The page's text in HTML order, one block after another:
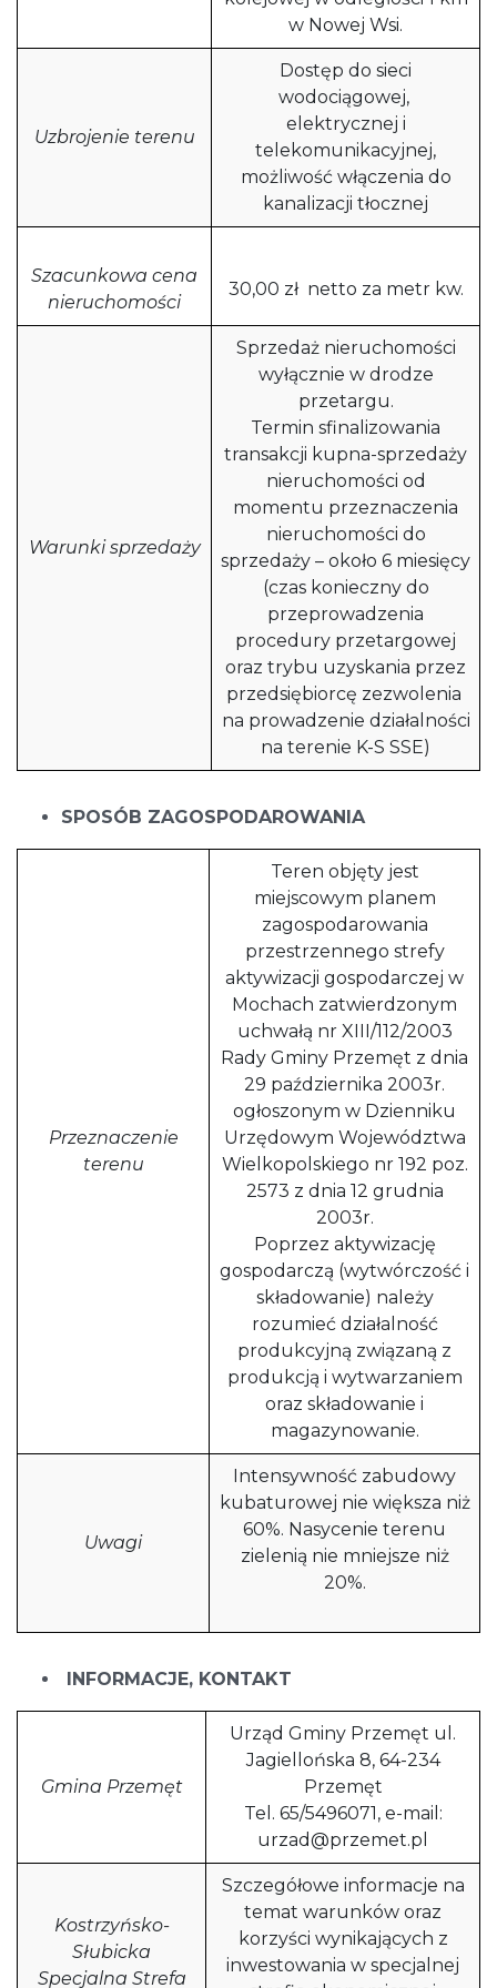
w Nowej Wsi.
Uzbrojenie terenu
Dostęp do sieci
wodociągowej,
elektrycznej i
telekomunikacyjnej,
możliwość włączenia do
kanalizacji tłocznej
Szacunkowa cena
nieruchomości
30,00 zł netto za metr kw.
Warunki sprzedaży
Sprzedaż nieruchomości
wyłącznie w drodze
przetargu.
Termin sfinalizowania
transakcji kupna-sprzedaży
nieruchomości od
momentu przeznaczenia
nieruchomości do
sprzedaży – około 6 miesięcy
(czas konieczny do
przeprowadzenia
procedury przetargowej
oraz trybu uzyskania przez
przedsiębiorcę zezwolenia
na prowadzenie działalności
na terenie K-S SSE)
SPOSÓB ZAGOSPODAROWANIA
Przeznaczenie
terenu
Teren objęty jest
miejscowym planem
zagospodarowania
przestrzennego strefy
aktywizacji gospodarczej w
Mochach zatwierdzonym
uchwałą nr XIII/112/2003
Rady Gminy Przemęt z dnia
29 października 2003r.
ogłoszonym w Dzienniku
Urzędowym Województwa
Wielkopolskiego nr 192 poz.
2573 z dnia 12 grudnia
2003r.
Poprzez aktywizację
gospodarczą (wytwórczość i
składowanie) należy
rozumieć działalność
produkcyjną związaną z
produkcją i wytwarzaniem
oraz składowanie i
magazynowanie.
Uwagi
Intensywność zabudowy
kubaturowej nie większa niż
60%. Nasycenie terenu
zielenią nie mniejsze niż
20%.
INFORMACJE, KONTAKT
Gmina Przemęt
Urząd Gminy Przemęt ul.
Jagiellońska 8, 64-234
Przemęt
Tel. 65/5496071, e-mail:
urzad@przemet.pl
Kostrzyńsko-
Słubicka
Specjalna Strefa
Szczegółowe informacje na
temat warunków oraz
korzyści wynikających z
inwestowania w specjalnej